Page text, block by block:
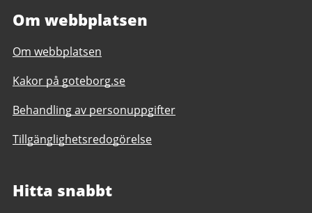
Om webbplatsen
Om webbplatsen
Kakor på goteborg.se
Behandling av personuppgifter
Tillgänglighetsredogörelse
Hitta snabbt